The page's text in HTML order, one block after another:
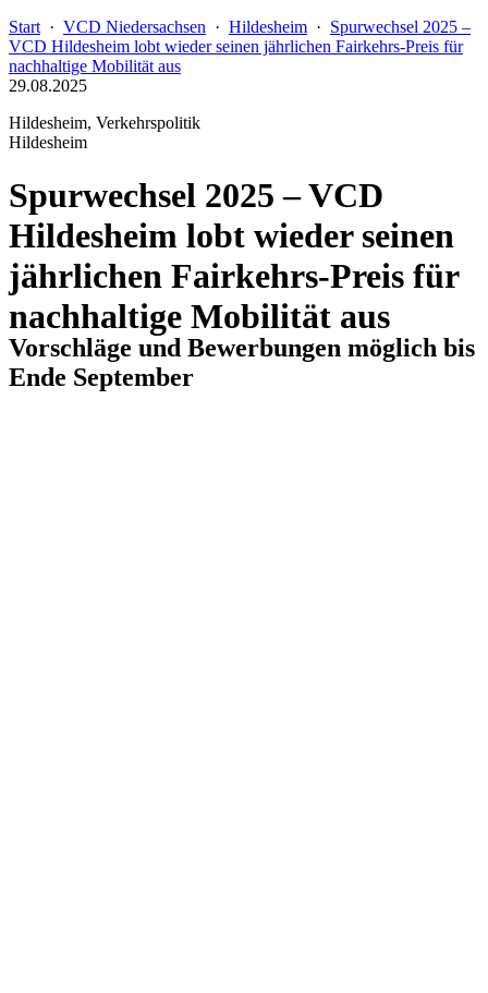
Start · VCD Niedersachsen · Hildesheim · Spurwechsel 2025 –
VCD Hildesheim lobt wieder seinen jährlichen Fairkehrs-Preis für
nachhaltige Mobilität aus
29.08.2025
Hildesheim, Verkehrspolitik
Hildesheim
Spurwechsel 2025 – VCD
Hildesheim lobt wieder seinen
jährlichen Fairkehrs-Preis für
nachhaltige Mobilität aus
Vorschläge und Bewerbungen möglich bis
Ende September